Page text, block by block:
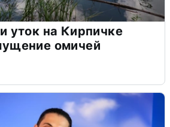
уток на Кирпичке
омичей